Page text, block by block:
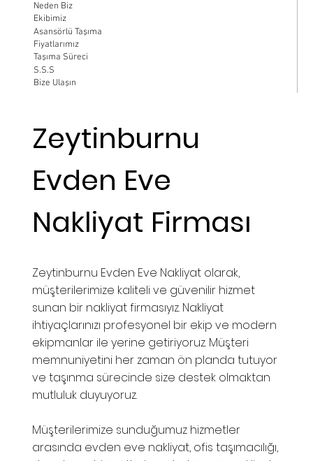
Zeytinburnu
Evden Eve
Nakliyat Firması
Zeytinburnu Evden Eve Nakliyat olarak,
müşterilerimize kaliteli ve güvenilir hizmet
sunan bir nakliyat firmasıyız. Nakliyat
ihtiyaçlarınızı profesyonel bir ekip ve modern
ekipmanlar ile yerine getiriyoruz. Müşteri
memnuniyetini her zaman ön planda tutuyor
ve taşınma sürecinde size destek olmaktan
mutluluk duyuyoruz.
Müşterilerimize sunduğumuz hizmetler
arasında evden eve nakliyat, ofis taşımacılığı,
Neden Biz
Ekibimiz
Asansörlü Taşıma
Fiyatlarımız
Taşıma Süreci
S.S.S
Bize Ulaşın